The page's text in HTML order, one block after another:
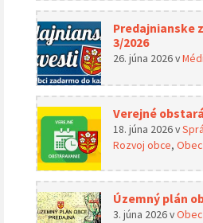
Predajnianske
3/2026
26. júna 2026v
Verejné
18. júna 2026v
Rozvoj obce, Obec
Územný plán
3. júna 2026vObec